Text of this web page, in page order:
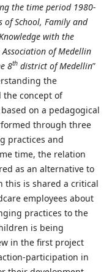
the time period 1980-
of School, Family and
with the
of Medellin
8thdistrict of Medellin”
the
concept of
on a pedagogical
through three
practices and
time, the relation
as an alternative to
this is shared a critical
employees about
practices to the
is being
in the first project
participation in